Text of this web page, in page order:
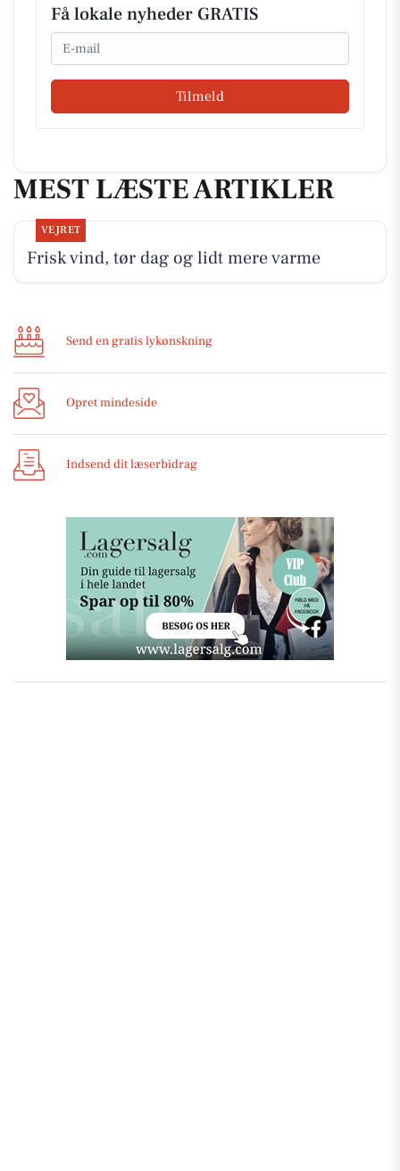
Få lokale nyheder GRATIS
Email
Tilmeld
MEST LÆSTE ARTIKLER
VEJRET
Frisk vind, tør dag og lidt mere varme
Send en gratis lykønskning
Opret mindeside
Indsend dit læserbidrag